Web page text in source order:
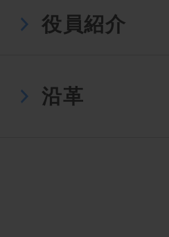
役員紹介
沿革